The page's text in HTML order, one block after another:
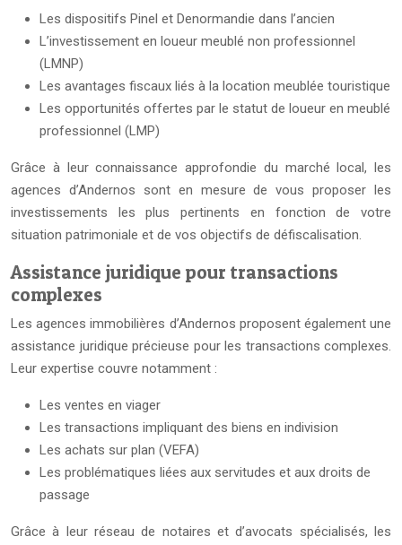
Les dispositifs Pinel et Denormandie dans l’ancien
L’investissement en loueur meublé non professionnel
(LMNP)
Les avantages fiscaux liés à la location meublée touristique
Les opportunités offertes par le statut de loueur en meublé
professionnel (LMP)
Grâce à leur connaissance approfondie du marché local, les
agences d’Andernos sont en mesure de vous proposer les
investissements les plus pertinents en fonction de votre
situation patrimoniale et de vos objectifs de défiscalisation.
Assistance juridique pour transactions
complexes
Les agences immobilières d’Andernos proposent également une
assistance juridique précieuse pour les transactions complexes.
Leur expertise couvre notamment :
Les ventes en viager
Les transactions impliquant des biens en indivision
Les achats sur plan (VEFA)
Les problématiques liées aux servitudes et aux droits de
passage
Grâce à leur réseau de notaires et d’avocats spécialisés, les